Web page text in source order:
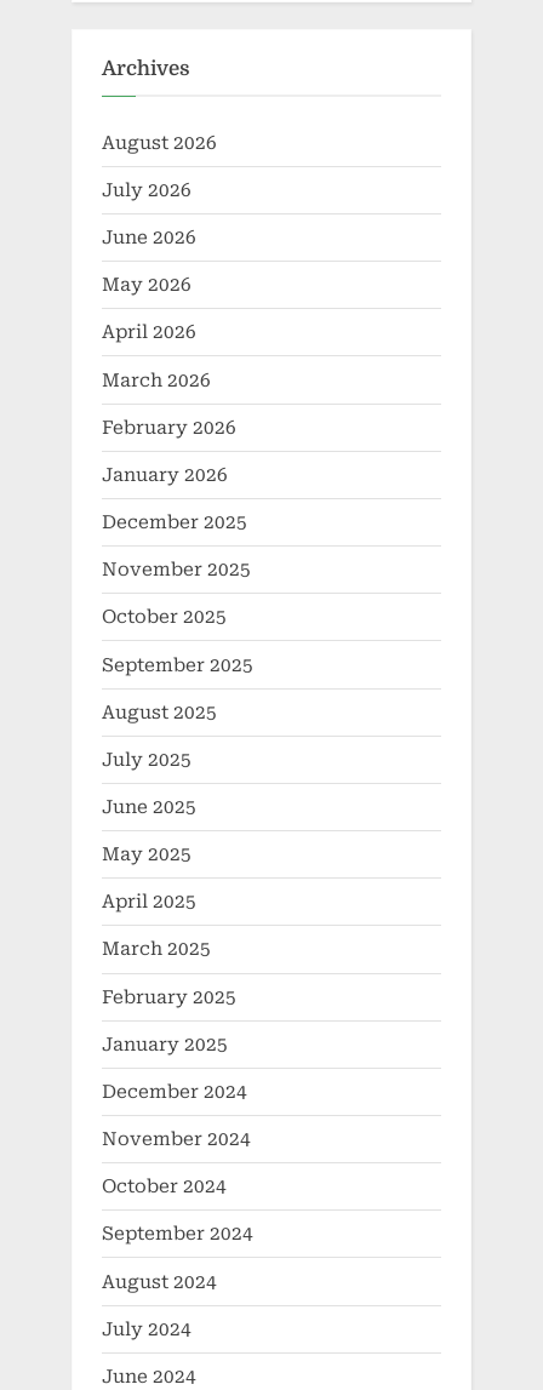
Archives
August 2026
July 2026
June 2026
May 2026
April 2026
March 2026
February 2026
January 2026
December 2025
November 2025
October 2025
September 2025
August 2025
July 2025
June 2025
May 2025
April 2025
March 2025
February 2025
January 2025
December 2024
November 2024
October 2024
September 2024
August 2024
July 2024
June 2024